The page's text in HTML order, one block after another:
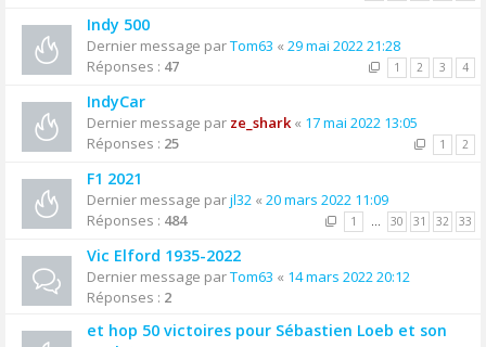
Indy 500
Dernier message parTom63 « 29 mai 2022 21:28
Réponses : 47 1 2 3 4
IndyCar
Dernier message par ze_shark« 17 mai 2022 13:05
Réponses : 25 1 2
F1 2021
Dernier message parjl32 « 20 mars 2022 11:09
Réponses : 484 1 … 30 31 32 33
Vic Elford 1935-2022
Dernier message parTom63 « 14 mars 2022 20:12
Réponses : 2
et hop 50 victoires pour Sébastien Loeb et son